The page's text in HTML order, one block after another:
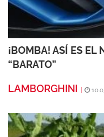
¡BOMBA! ASÍ ES EL
“BARATO”
LAMBORGHINI |